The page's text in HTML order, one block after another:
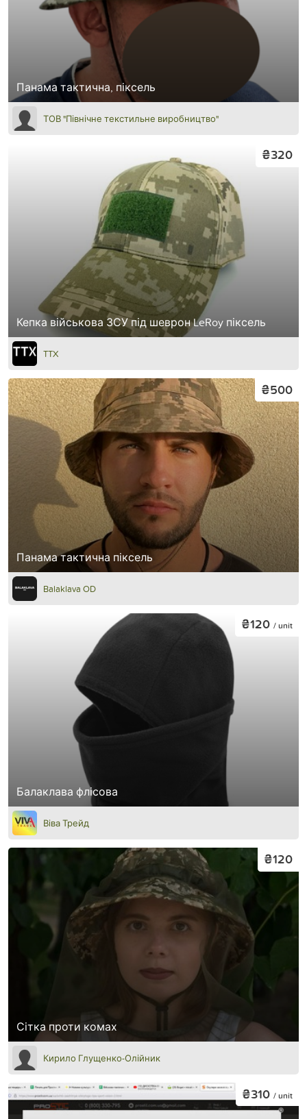
Панама тактична, піксель
ТОВ "Північне текстильне виробництво"
Кепка військова ЗСУ під шеврон LeRoy піксель
₴320
TTX
Панама тактична піксель
₴500
Balaklava OD
Балаклава флісова
₴120 / unit
Віва Трейд
Сітка проти комах
₴120
Кирило Глущенко-Олійник
₴310 / unit